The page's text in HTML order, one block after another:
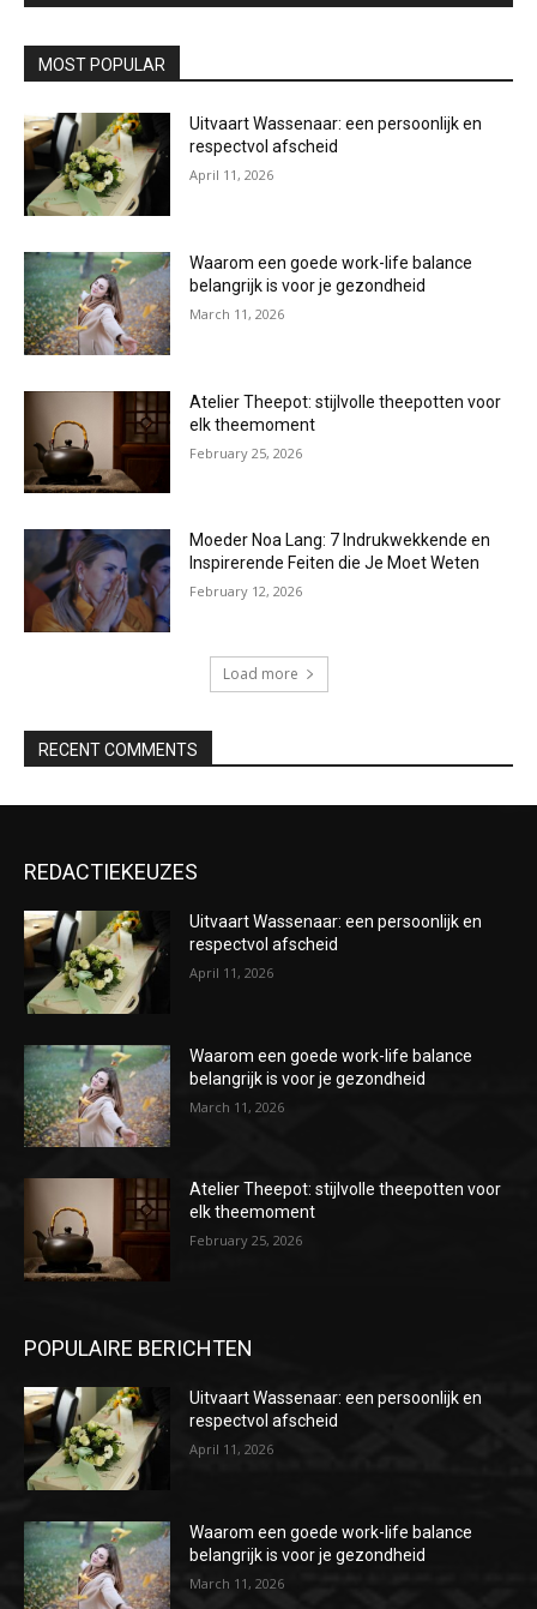
MOST POPULAR
Uitvaart Wassenaar: een persoonlijk en
respectvol afscheid
April 11, 2026
Waarom een goede work-life balance
belangrijk is voor je gezondheid
March 11, 2026
Atelier Theepot: stijlvolle theepotten voor
elk theemoment
February 25, 2026
Moeder Noa Lang: 7 Indrukwekkende en
Inspirerende Feiten die Je Moet Weten
February 12, 2026
Load more
RECENT COMMENTS
REDACTIEKEUZES
Uitvaart Wassenaar: een persoonlijk en
respectvol afscheid
April 11, 2026
Waarom een goede work-life balance
belangrijk is voor je gezondheid
March 11, 2026
Atelier Theepot: stijlvolle theepotten voor
elk theemoment
February 25, 2026
POPULAIRE BERICHTEN
Uitvaart Wassenaar: een persoonlijk en
respectvol afscheid
April 11, 2026
Waarom een goede work-life balance
belangrijk is voor je gezondheid
March 11, 2026